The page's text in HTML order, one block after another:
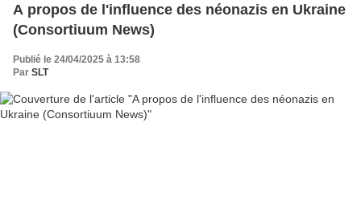
A propos de l'influence des néonazis en Ukraine
(Consortiuum News)
Publié le 24/04/2025 à 13:58
Par SLT